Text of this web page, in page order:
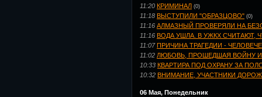
11:20 КРИМИНАЛ (0)
11:18 ВЫСТУПИЛИ "ОБРАЗЦОВО" (0)
11:16 АЛМАЗНЫЙ ПРОВЕРЯЛИ НА
11:16 ВОДА УШЛА. В УЖКХ СЧИТАЮТ,
11:07 ПРИЧИНА ТРАГЕДИИ -
11:02 ЛЮБОВЬ, ПРОШЕДШАЯ ВОЙНУ
10:33 КВАРТИРА ПОД ОХРАНУ ЗА
10:32 ВНИМАНИЕ, УЧАСТНИКИ
06 Мая, Понедельник